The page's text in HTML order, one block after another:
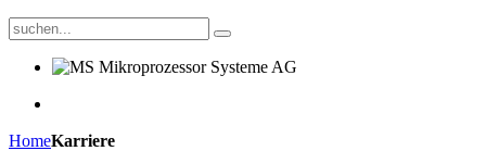
HomeKarriere